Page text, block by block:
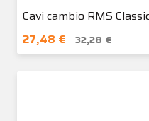
Cavi cambio RMS
27,48 €
32,28 €